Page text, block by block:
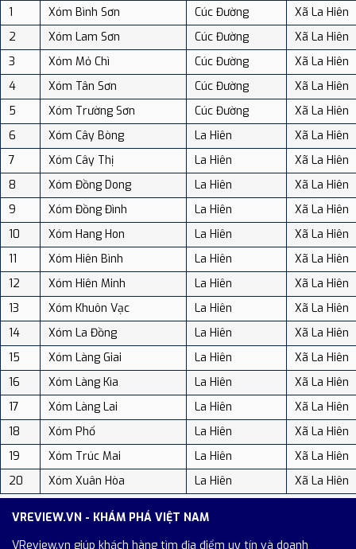
1
Xóm Bình Sơn Cúc Đường
Xã La Hiên
2
Xóm Lam Sơn Cúc Đường
Xã La Hiên
3
Xóm Mỏ Chì Cúc Đường
Xã La Hiên
4
Xóm Tân Sơn Cúc Đường
Xã La Hiên
5
Xóm Trường Sơn Cúc Đường
Xã La Hiên
6
Xóm Cây Bòng La Hiên
Xã La Hiên
7
Xóm Cây Thị La Hiên
Xã La Hiên
8
Xóm Đồng Dong La Hiên
Xã La Hiên
9
Xóm Đồng Đình La Hiên
Xã La Hiên
10
Xóm Hang Hon La Hiên
Xã La Hiên
11
Xóm Hiên Bình La Hiên
Xã La Hiên
12
Xóm Hiên Minh La Hiên
Xã La Hiên
13
Xóm Khuôn Vạc La Hiên
Xã La Hiên
14
Xóm La Đồng La Hiên
Xã La Hiên
15
Xóm Làng Giai La Hiên
Xã La Hiên
16
Xóm Làng Kìa La Hiên
Xã La Hiên
17
Xóm Làng Lai La Hiên
Xã La Hiên
18
Xóm Phố La Hiên
Xã La Hiên
19
Xóm Trúc Mai La Hiên
Xã La Hiên
20
Xóm Xuân Hòa La Hiên Xã La Hiên
VREVIEW.VN - KHÁM PHÁ VIỆT NAM
VReview.vn giúp khách hàng tìm địa điểm uy tín và doanh